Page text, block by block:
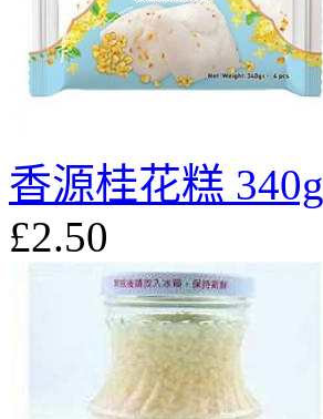
香源桂花糕 340g
£2.50